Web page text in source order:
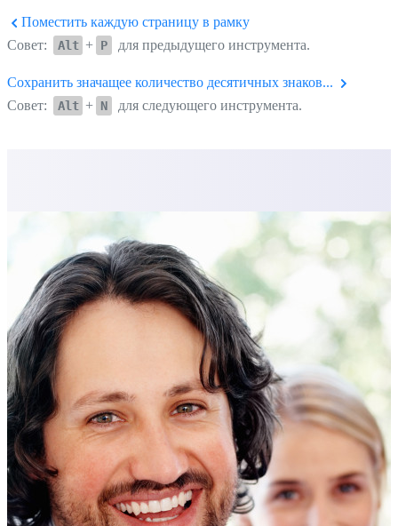
Поместить каждую страницу в рамку
Совет:
Alt + P для предыдущего инструмента.
Сохранить значащее количество десятичных знаков...
Совет:
Alt + N для следующего инструмента.